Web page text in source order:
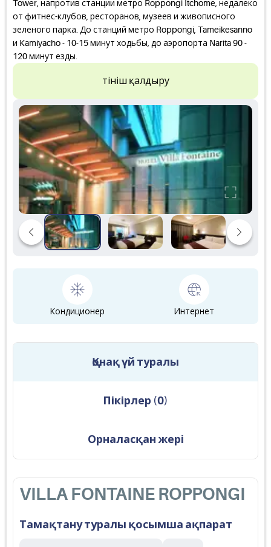
Tower, напротив станции метро Roppongi Itchome, недалеко
от фитнес-клубов, ресторанов, музеев и живописного
зеленого парка. До станций метро Roppongi, Tameikesanno
и Kamiyacho - 10-15 минут ходьбы, до аэропорта Narita 90 -
120 минут езды.
Өтініш қалдыру
Кондиционер Интернет
Қонақ үй туралы
Пікірлер (0)
Орналасқан жері
VILLA FONTAINE ROPPONGI
Тамақтану туралы қосымша ақпарат